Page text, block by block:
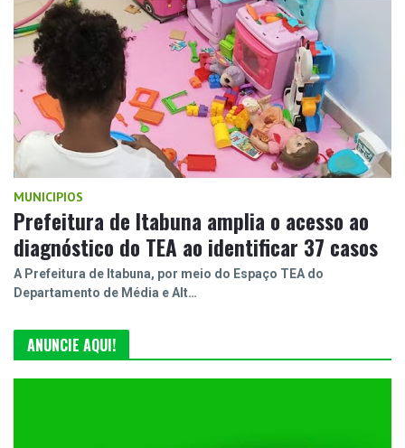
MUNICIPIOS
Prefeitura de Itabuna amplia o acesso ao
diagnóstico do TEA ao identificar 37 casos
A Prefeitura de Itabuna, por meio do Espaço TEA do
Departamento de Média e Alt…
ANUNCIE AQUI!